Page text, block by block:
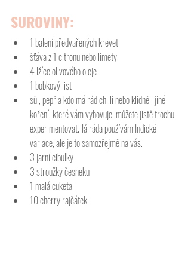
SUROVINY:
1 balení předvařených krevet
šťáva z 1 citronu nebo limety
4 lžíce olivového oleje
1 bobkový list
sůl, pepř a kdo má rád chilli nebo klidně i jiné
koření, které vám vyhovuje, můžete jistě trochu
experimentovat. Já ráda používám Indické
variace, ale je to samozřejmě na vás.
3 jarní cibulky
3 stroužky česneku
1 malá cuketa
10 cherry rajčátek